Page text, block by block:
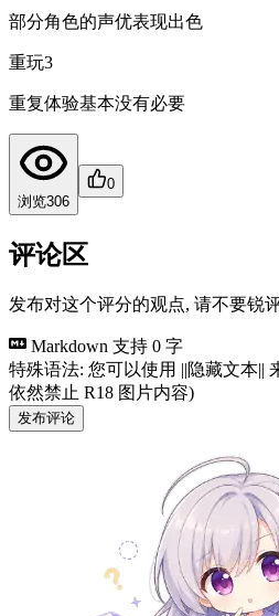
部分角色的声优表现出色
重玩3
重复体验基本没有必要
浏览306
0
评论区
发布对这个评分的观点, 请不要锐
Markdown 支持 0 字
特殊语法: 您可以使用 ||隐藏文本||
依然禁止 R18 图片内容)
发布评论